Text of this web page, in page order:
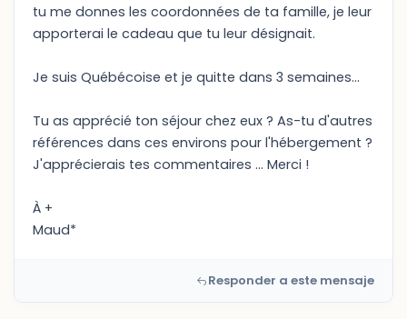
tu me donnes les coordonnées de ta famille, je leur
apporterai le cadeau que tu leur désignait.
Je suis Québécoise et je quitte dans 3 semaines...
Tu as apprécié ton séjour chez eux ? As-tu d'autres
références dans ces environs pour l'hébergement ?
J'apprécierais tes commentaires ... Merci !
À +
Maud*
Responder a este mensaje